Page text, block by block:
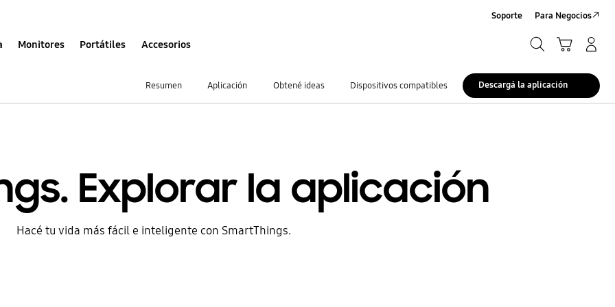
Monitores Portátiles Accesorios
Soporte Para Negocios
Resumen Aplicación Obtené ideas Dispositivos compatibles Descargá la aplicación
Explorar la aplicación
Hacé tu vida más fácil e inteligente con SmartThings.